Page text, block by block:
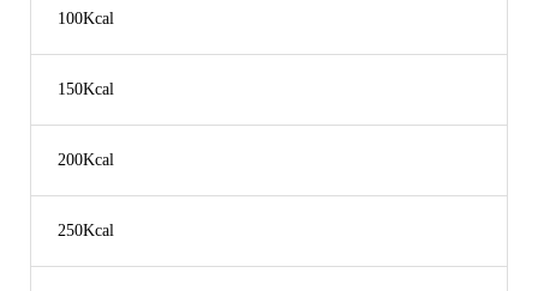
100Kcal
150Kcal
200Kcal
250Kcal